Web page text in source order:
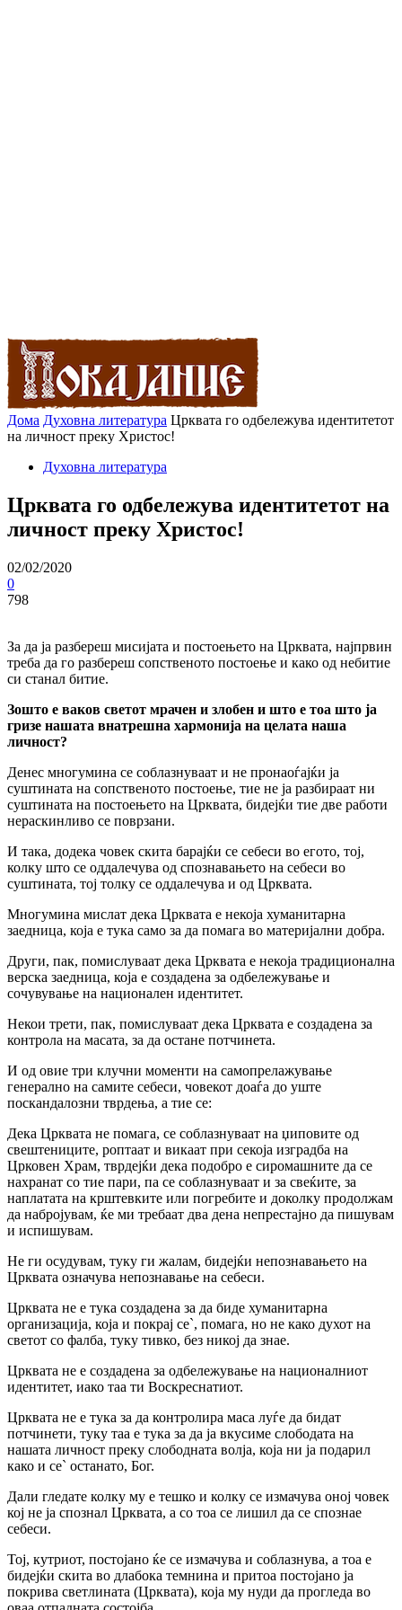
Дома Духовна литература Црквата го одбележува идентитетот
на личност преку Христос!
Духовна литература
Црквата го одбележува идентитетот на
личност преку Христос!
02/02/2020
0
798
За да ја разбереш мисијата и постоењето на Црквата, најпрвин
треба да го разбереш сопственото постоење и како од небитие
си станал битие.
Зошто е ваков светот мрачен и злобен и што е тоа што ја
гризе нашата внатрешна хармонија на целата наша
личност?
Денес многумина се соблазнуваат и не пронаоѓајќи ја
суштината на сопственото постоење, тие не ја разбираат ни
суштината на постоењето на Црквата, бидејќи тие две работи
нераскинливо се поврзани.
И така, додека човек скита барајќи се себеси во егото, тој,
колку што се оддалечува од спознавањето на себеси во
суштината, тој толку се оддалечува и од Црквата.
Многумина мислат дека Црквата е некоја хуманитарна
заедница, која е тука само за да помага во материјални добра.
Други, пак, помислуваат дека Црквата е некоја традиционална
верска заедница, која е создадена за одбележување и
сочувување на национален идентитет.
Некои трети, пак, помислуваат дека Црквата е создадена за
контрола на масата, за да остане потчинета.
И од овие три клучни моменти на самопрелажување
генерално на самите себеси, човекот доаѓа до уште
поскандалозни тврдења, а тие се:
Дека Црквата не помага, се соблазнуваат на џиповите од
свештениците, роптаат и викаат при секоја изградба на
Црковен Храм, тврдејќи дека подобро е сиромашните да се
нахранат со тие пари, па се соблазнуваат и за свеќите, за
наплатата на крштевките или погребите и доколку продолжам
да набројувам, ќе ми требаат два дена непрестајно да пишувам
и испишувам.
Не ги осудувам, туку ги жалам, бидејќи непознавањето на
Црквата означува непознавање на себеси.
Црквата не е тука создадена за да биде хуманитарна
организација, која и покрај се`, помага, но не како духот на
светот со фалба, туку тивко, без никој да знае.
Црквата не е создадена за одбележување на националниот
идентитет, иако таа ти Воскреснатиот.
Црквата не е тука за да контролира маса луѓе да бидат
потчинети, туку таа е тука за да ја вкусиме слободата на
нашата личност преку слободната волја, која ни ја подарил
како и се` останато, Бог.
Дали гледате колку му е тешко и колку се измачува оној човек
кој не ја спознал Црквата, а со тоа се лишил да се спознае
себеси.
Тој, кутриот, постојано ќе се измачува и соблазнува, а тоа е
бидејќи скита во длабока темнина и притоа постојано ја
покрива светлината (Црквата), која му нуди да прогледа во